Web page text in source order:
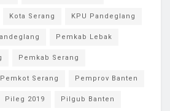
Kota Serang KPU Pandeglang
Pemkab Lebak
Pemkab Serang
Pemkot Serang Pemprov Banten
Pileg 2019 Pilgub Banten